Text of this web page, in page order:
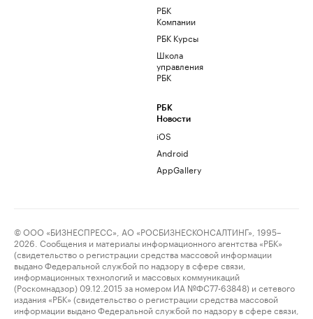
РБК
Компании
РБК Курсы
Школа
управления
РБК
РБК
Новости
iOS
Android
AppGallery
© ООО «БИЗНЕСПРЕСС», АО «РОСБИЗНЕСКОНСАЛТИНГ», 1995–
2026. Сообщения и материалы информационного агентства «РБК»
(свидетельство о регистрации средства массовой информации
выдано Федеральной службой по надзору в сфере связи,
информационных технологий и массовых коммуникаций
(Роскомнадзор) 09.12.2015 за номером ИА №ФС77-63848) и сетевого
издания «РБК» (свидетельство о регистрации средства массовой
информации выдано Федеральной службой по надзору в сфере связи,